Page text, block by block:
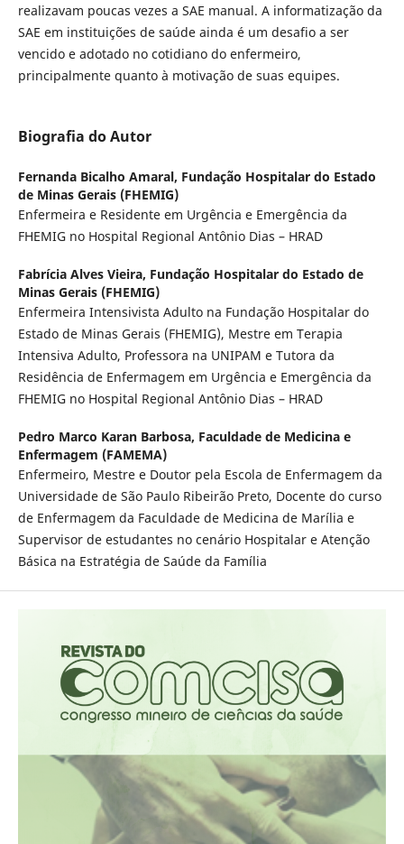
realizavam poucas vezes a SAE manual. A informatização da
SAE em instituições de saúde ainda é um desafio a ser
vencido e adotado no cotidiano do enfermeiro,
principalmente quanto à motivação de suas equipes.
Biografia do Autor
Fernanda Bicalho Amaral, Fundação Hospitalar do Estado
de Minas Gerais (FHEMIG)
Enfermeira e Residente em Urgência e Emergência da
FHEMIG no Hospital Regional Antônio Dias – HRAD
Fabrícia Alves Vieira, Fundação Hospitalar do Estado de
Minas Gerais (FHEMIG)
Enfermeira Intensivista Adulto na Fundação Hospitalar do
Estado de Minas Gerais (FHEMIG), Mestre em Terapia
Intensiva Adulto, Professora na UNIPAM e Tutora da
Residência de Enfermagem em Urgência e Emergência da
FHEMIG no Hospital Regional Antônio Dias – HRAD
Pedro Marco Karan Barbosa, Faculdade de Medicina e
Enfermagem (FAMEMA)
Enfermeiro, Mestre e Doutor pela Escola de Enfermagem da
Universidade de São Paulo Ribeirão Preto, Docente do curso
de Enfermagem da Faculdade de Medicina de Marília e
Supervisor de estudantes no cenário Hospitalar e Atenção
Básica na Estratégia de Saúde da Família